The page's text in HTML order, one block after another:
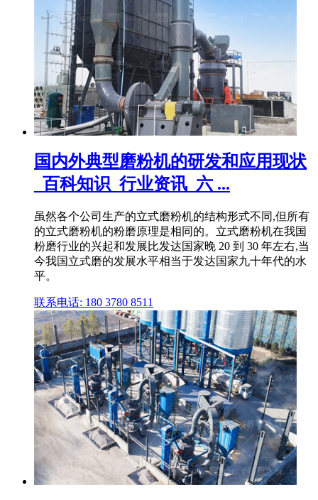
国内外典型磨粉机的研发和应用现状
_百科知识_行业资讯_六 ...
虽然各个公司生产的立式磨粉机的结构形式不同,但所有
的立式磨粉机的粉磨原理是相同的。立式磨粉机在我国
粉磨行业的兴起和发展比发达国家晚 20 到 30 年左右,当
今我国立式磨的发展水平相当于发达国家九十年代的水
平。
联系电话: 180 3780 8511